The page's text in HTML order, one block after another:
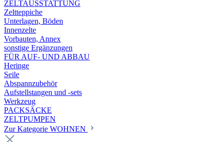
ZELTAUSSTATTUNG
Zeltteppiche
Unterlagen, Böden
Innenzelte
Vorbauten, Annex
sonstige Ergänzungen
FÜR AUF- UND ABBAU
Heringe
Seile
Abspannzubehör
Aufstellstangen und -sets
Werkzeug
PACKSÄCKE
ZELTPUMPEN
Zur Kategorie WOHNEN